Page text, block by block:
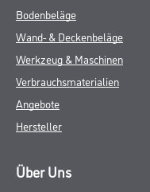
Bodenbeläge
Wand- & Deckenbeläge
Werkzeug & Maschinen
Verbrauchsmaterialien
Angebote
Hersteller
Über Uns